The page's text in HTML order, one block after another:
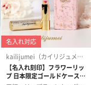
めご了承くださ